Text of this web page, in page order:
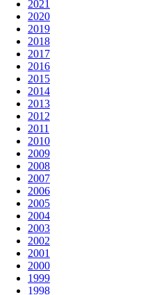
2021
2020
2019
2018
2017
2016
2015
2014
2013
2012
2011
2010
2009
2008
2007
2006
2005
2004
2003
2002
2001
2000
1999
1998